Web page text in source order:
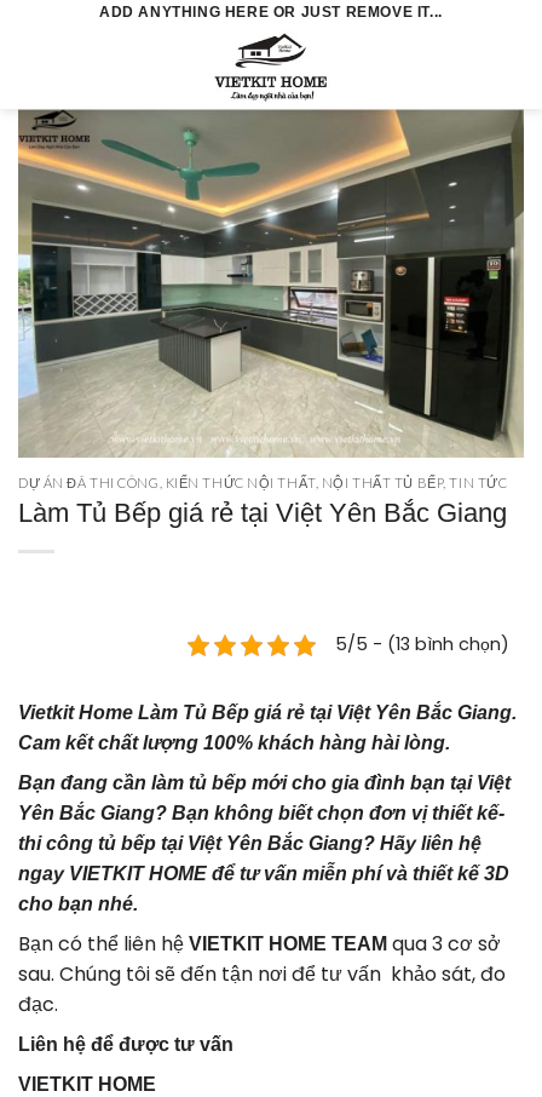
ADD ANYTHING HERE OR JUST REMOVE IT...
DỰ ÁN ĐÃ THI CÔNG KIẾN THỨC NỘI THẤT, NỘI THẤT TỦ BẾP,TIN TỨC
Làm Tủ Bếp giá rẻ tại Việt Yên Bắc Giang
5/5 - (13 bình chọn)
Vietkit Home Làm Tủ Bếp giá rẻ tại Việt Yên Bắc Giang.
Cam kết chất lượng 100% khách hàng hài lòng.
Bạn đang cần làm tủ bếp mới cho gia đình bạn tại Việt
Yên Bắc Giang? Bạn không biết chọn đơn vị thiết kế-
thi công tủ bếp tại Việt Yên Bắc Giang? Hãy liên hệ
ngay VIETKIT HOME để tư vấn miễn phí và thiết kế 3D
cho bạn nhé.
Bạn có thể liên hệ VIETKIT HOME TEAM qua 3 cơ sở
sau. Chúng tôi sẽ đến tận nơi để tư vấn khảo sát, đo
đạc.
Liên hệ để được tư vấn
VIETKIT HOME